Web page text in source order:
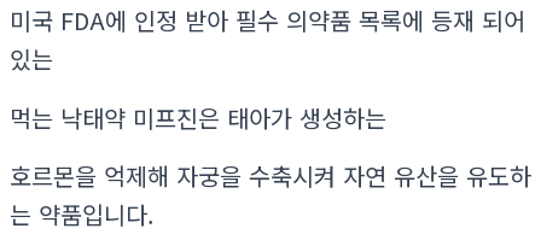
미국 FDA에 인정 받아 필수 의약품 목록에 등재 되어
있는
먹는 낙태약 미프진은 태아가 생성하는
호르몬을 억제해 자궁을 수축시켜 자연 유산을 유도하
는 약품입니다.